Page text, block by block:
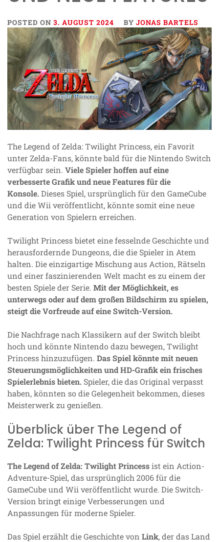
POSTED ON 3. AUGUST 2024 BY JONAS BARTELS
The Legend of Zelda: Twilight Princess, ein Favorit
unter Zelda-Fans, könnte bald für die Nintendo Switch
verfügbar sein. Viele Spieler hoffen auf eine
verbesserte Grafik und neue Features für die
Konsole.Dieses Spiel, ursprünglich für den GameCube
und die Wii veröffentlicht, könnte somit eine neue
Generation von Spielern erreichen.
Twilight Princess bietet eine fesselnde Geschichte und
herausfordernde Dungeons, die die Spieler in Atem
halten. Die einzigartige Mischung aus Action, Rätseln
und einer faszinierenden Welt macht es zu einem der
besten Spiele der Serie. Mit der Möglichkeit, es
unterwegs oder auf dem großen Bildschirm zu spielen,
steigt die Vorfreude auf eine Switch-Version.
Die Nachfrage nach Klassikern auf der Switch bleibt
hoch und könnte Nintendo dazu bewegen, Twilight
Princess hinzuzufügen. Das Spiel könnte mit neuen
Steuerungsmöglichkeiten und HD-Grafik ein frisches
Spielerlebnis bieten. Spieler, die das Original verpasst
haben, könnten so die Gelegenheit bekommen, dieses
Meisterwerk zu genießen.
Überblick über The Legend of
Zelda: Twilight Princess für Switch
The Legend of Zelda: Twilight Princessist ein Action-
Adventure-Spiel, das ursprünglich 2006 für die
GameCube und Wii veröffentlicht wurde. Die Switch-
Version bringt einige Verbesserungen und
Anpassungen für moderne Spieler.
Das Spiel erzählt die Geschichte von Link, der das Land